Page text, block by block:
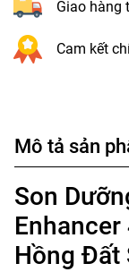
Giao hàng
Cam kết
Mô tả sản
Son
Enhancer
Hồng Đất